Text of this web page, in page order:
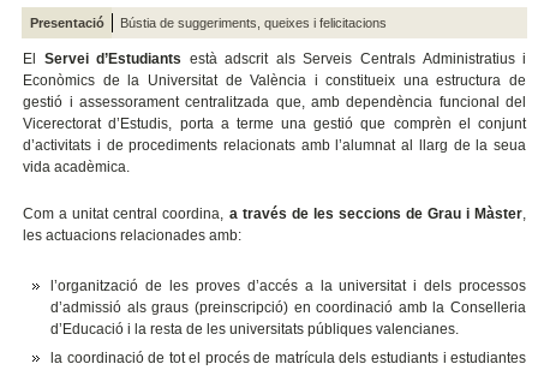
Presentació Bústia de suggeriments, queixes i felicitacions
El Servei d’Estudiants està adscrit als Serveis Centrals Administratius i
Econòmics de la Universitat de València i constitueix una estructura de
gestió i assessorament centralitzada que, amb dependència funcional del
Vicerectorat d’Estudis, porta a terme una gestió que comprèn el conjunt
d’activitats i de procediments relacionats amb l’alumnat al llarg de la seua
vida acadèmica.
Com a unitat central coordina, a través de les seccions de Grau i Màster,
les actuacions relacionades amb:
l’organització de les proves d’accés a la universitat i dels processos
d’admissió als graus (preinscripció) en coordinació amb la Conselleria
d’Educació i la resta de les universitats públiques valencianes.
la coordinació de tot el procés de matrícula dels estudiants i estudiantes